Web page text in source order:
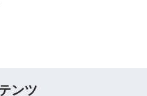
ンツ